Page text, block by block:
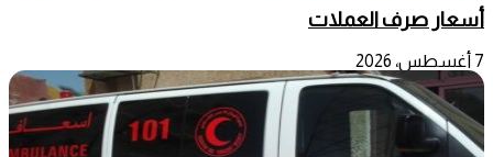
أسعار صرف العملات
7 أغسطس، 2026